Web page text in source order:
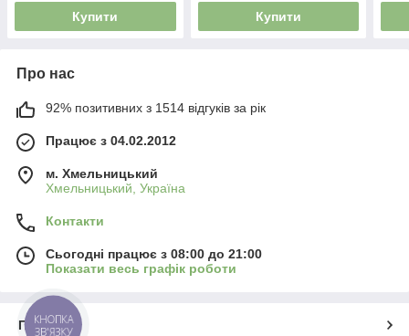
Купити Купити
Про нас
92% позитивних з 1514 відгуків за рік
Працює з 04.02.2012
м. Хмельницький
Хмельницький, Україна
Контакти
Сьогодні працює з 08:00 до 21:00
Показати весь графік роботи
Про нас
КНОПКА
ЗВ'ЯЗКУ